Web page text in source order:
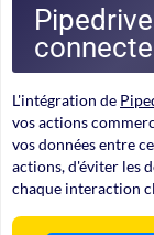
L'intégration de
vos actions
vos données entre
actions, d'éviter les
chaque interaction